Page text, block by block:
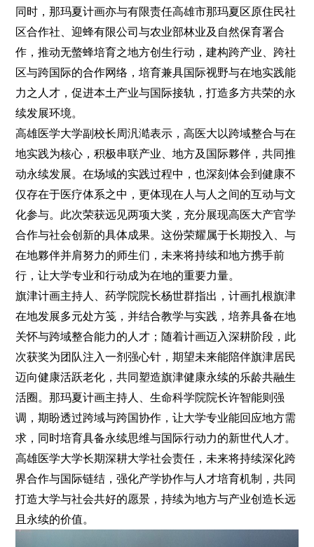
同时，那玛夏计画亦与有限责任高雄市那玛夏区原住民社
区合作社、迎蜂有限公司与农业部林业及自然保育署合
作，推动无螫蜂培育之地方创生行动，建构跨产业、跨社
区与跨国际的合作网络，培育兼具国际视野与在地实践能
力之人才，促进本土产业与国际接轨，打造多方共荣的永
续发展环境。
高雄医学大学副校长周汎澔表示，高医大以跨域整合与在
地实践为核心，积极串联产业、地方及国际夥伴，共同推
动永续发展。在场域的实践过程中，也深刻体会到健康不
仅存在于医疗体系之中，更体现在人与人之间的互动与文
化参与。此次荣获远见两项大奖，充分展现高医大产官学
合作与社会创新的具体成果。这份荣耀属于长期投入、与
在地夥伴并肩努力的师生们，未来将持续和地方携手前
行，让大学专业和行动成为在地的重要力量。
旗津计画主持人、药学院院长杨世群指出，计画扎根旗津
在地发展多元处方笺，并结合教学与实践，培养具备在地
关怀与跨域整合能力的人才；随着计画迈入深耕阶段，此
次获奖为团队注入一剂强心针，期望未来能陪伴旗津居民
迈向健康活跃老化，共同塑造旗津健康永续的乐龄共融生
活圈。那玛夏计画主持人、生命科学院院长许智能则强
调，期盼透过跨域与跨国协作，让大学专业能回应地方需
求，同时培育具备永续思维与国际行动力的新世代人才。
高雄医学大学长期深耕大学社会责任，未来将持续深化跨
界合作与国际链结，强化产学协作与人才培育机制，共同
打造大学与社会共好的愿景，持续为地方与产业创造长远
且永续的价值。